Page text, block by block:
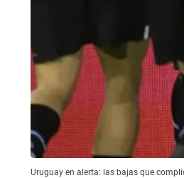
Uruguay en alerta: las bajas que